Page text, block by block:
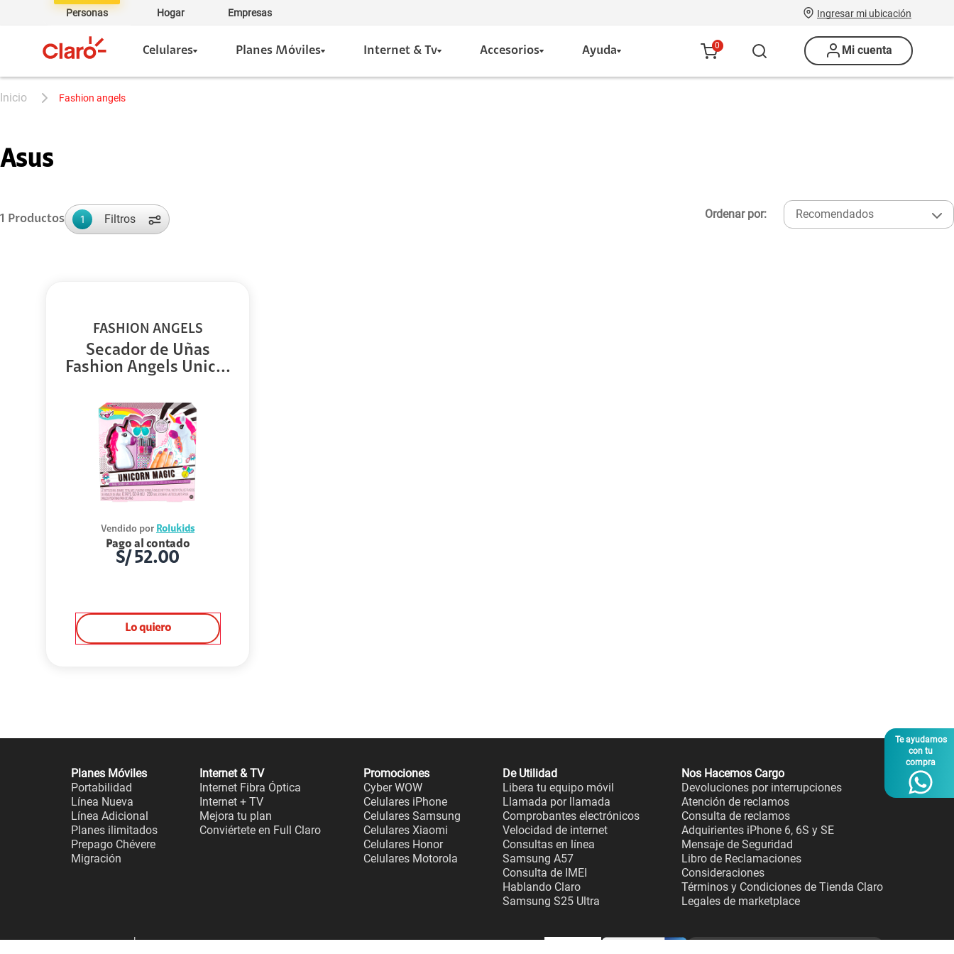
Personas Hogar Empresas Ingresar mi ubicación
Celulares Planes Móviles Internet & Tv Accesorios Ayuda 0 Mi cuenta
Te ayudamos
con tu
compra
fashion angels
Asus
1 Productos 1 Filtros Ordenar por: Recomendados
FASHION ANGELS
Secador de Uñas
Fashion Angels Unic...
Vendido por Rolukids
Pago al contado
S/ 52.00
Lo quiero
Planes Móviles
Portabilidad
Línea Nueva
Línea Adicional
Planes ilimitados
Prepago Chévere
Migración
Internet & TV
Internet Fibra Óptica
Internet + TV
Mejora tu plan
Conviértete en Full Claro
Promociones
Cyber WOW
Celulares iPhone
Celulares Samsung
Celulares Xiaomi
Celulares Honor
Celulares Motorola
De Utilidad
Libera tu equipo móvil
Llamada por llamada
Comprobantes electrónicos
Velocidad de internet
Consultas en línea
Samsung A57
Consulta de IMEI
Hablando Claro
Samsung S25 Ultra
Nos Hacemos Cargo
Devoluciones por interrupciones
Atención de reclamos
Consulta de reclamos
Adquirientes iPhone 6, 6S y SE
Mensaje de Seguridad
Libro de Reclamaciones
Consideraciones
Términos y Condiciones de Tienda Claro
Legales de marketplace